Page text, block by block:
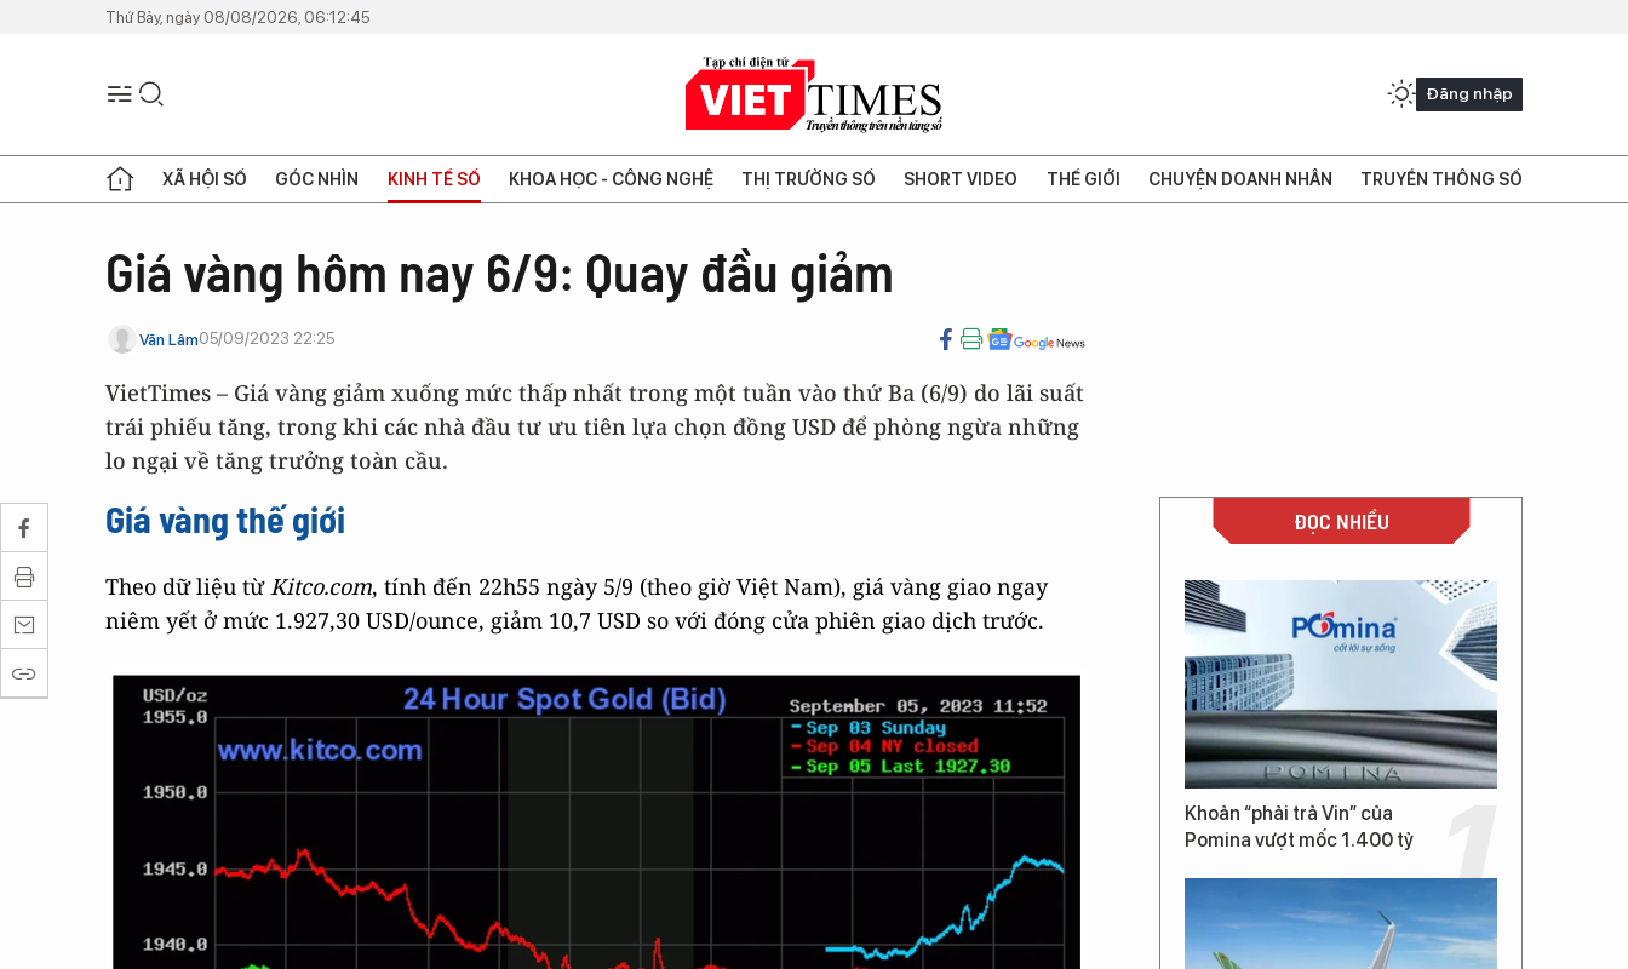
Thứ Bảy, ngày 08/08/2026, 06:12:45
Đăng nhập
XÃ HỘI SỐ GÓC NHÌN KINH TẾ SỐ KHOA HỌC - CÔNG NGHỆ THỊ TRƯỜNG SỐ SHORT VIDEO THẾ GIỚI CHUYỆN DOANH NHÂN TRUYỀN THÔNG SỐ
Giá vàng hôm nay 6/9: Quay đầu giảm
Văn Lâm05/09/2023 22:25
VietTimes – Giá vàng giảm xuống mức thấp nhất trong một tuần vào thứ Ba (6/9) do lãi suất
trái phiếu tăng, trong khi các nhà đầu tư ưu tiên lựa chọn đồng USD để phòng ngừa những
lo ngại về tăng trưởng toàn cầu.
Giá vàng thế giới
Theo dữ liệu từKitco.com, tính đến 22h55 ngày 5/9 (theo giờ Việt Nam), giá vàng giao ngay
niêm yết ở mức 1.927,30 USD/ounce, giảm 10,7 USD so với đóng cửa phiên giao dịch trước.
ĐỌC NHIỀU
Khoản “phải trả Vin” của
Pomina vượt mốc 1.400 tỷ